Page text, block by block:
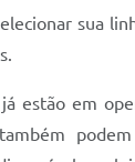
sua
estão em